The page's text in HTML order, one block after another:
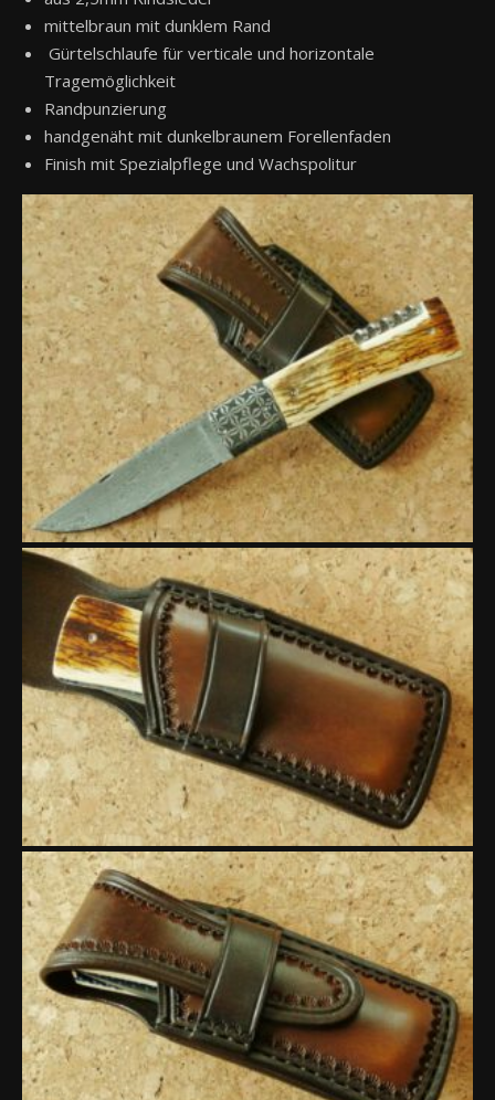
mittelbraun mit dunklem Rand
Gürtelschlaufe für verticale und horizontale
Tragemöglichkeit
Randpunzierung
handgenäht mit dunkelbraunem Forellenfaden
Finish mit Spezialpflege und Wachspolitur